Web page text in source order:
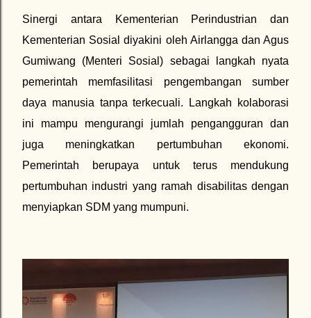
Sinergi antara Kementerian Perindustrian dan
Kementerian Sosial diyakini oleh Airlangga dan Agus
Gumiwang (Menteri Sosial) sebagai langkah nyata
pemerintah memfasilitasi pengembangan sumber
daya manusia tanpa terkecuali. Langkah kolaborasi
ini mampu mengurangi jumlah pengangguran dan
juga meningkatkan pertumbuhan ekonomi.
Pemerintah berupaya untuk terus mendukung
pertumbuhan industri yang ramah disabilitas dengan
menyiapkan SDM yang mumpuni.